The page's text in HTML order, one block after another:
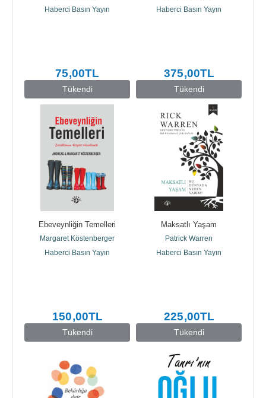
Tükendi
Haberci Basın Yayın
75,00TL
Tükendi
Haberci Basın Yayın
375,00TL
Tükendi
Ebeveynliğin Temelleri
Margaret Köstenberger
Haberci Basın Yayın
150,00TL
Tükendi
Maksatlı Yaşam
Patrick Warren
Haberci Basın Yayın
225,00TL